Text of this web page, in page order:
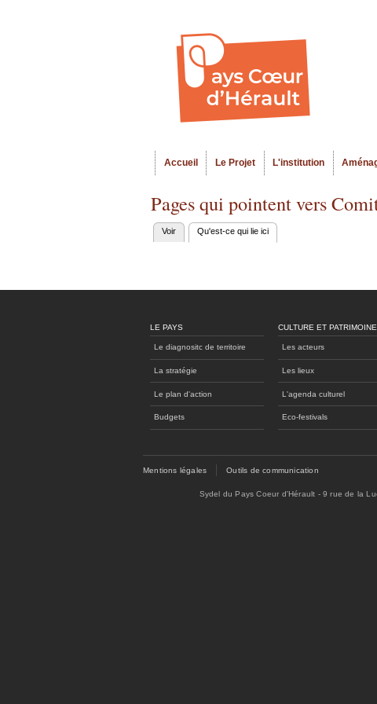
Menu principal
Accueil Le Projet L'institution
Pages qui pointent vers
Onglets
Voir Qu'est-ce qui lie ici
LE PAYS
Le diagnositc de territoire
La stratégie
Le plan d'action
Budgets
CULTURE ET PATRIMOINE
Les acteurs
Les lieux
L'agenda culturel
Eco-festivals
Mentions légales Outils de communication
Sydel du Pays Coeur d'Hérault - 9 rue de la